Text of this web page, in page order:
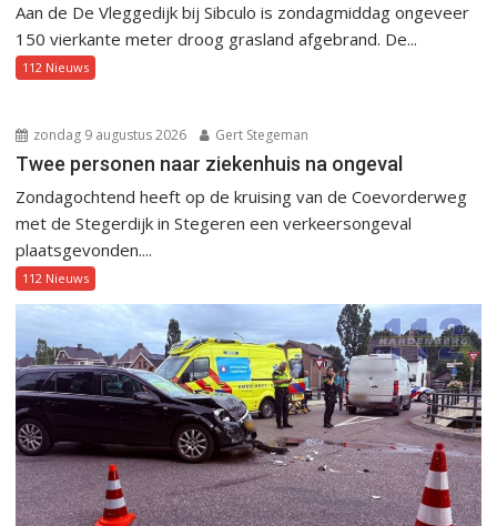
Aan de De Vleggedijk bij Sibculo is zondagmiddag ongeveer
150 vierkante meter droog grasland afgebrand. De...
112 Nieuws
zondag 9 augustus 2026 Gert Stegeman
Twee personen naar ziekenhuis na ongeval
Zondagochtend heeft op de kruising van de Coevorderweg
met de Stegerdijk in Stegeren een verkeersongeval
plaatsgevonden....
112 Nieuws